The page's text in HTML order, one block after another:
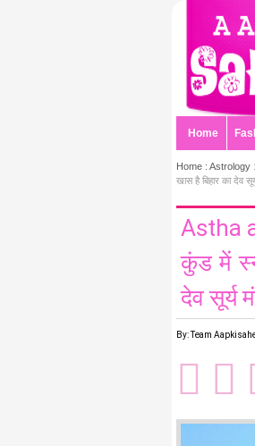
Home
Home : Astrology :
खास है बिहार का देव
Astha
कुंड में
देव सूर्य
By: Team